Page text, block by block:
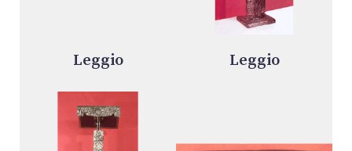
Leggio Leggio